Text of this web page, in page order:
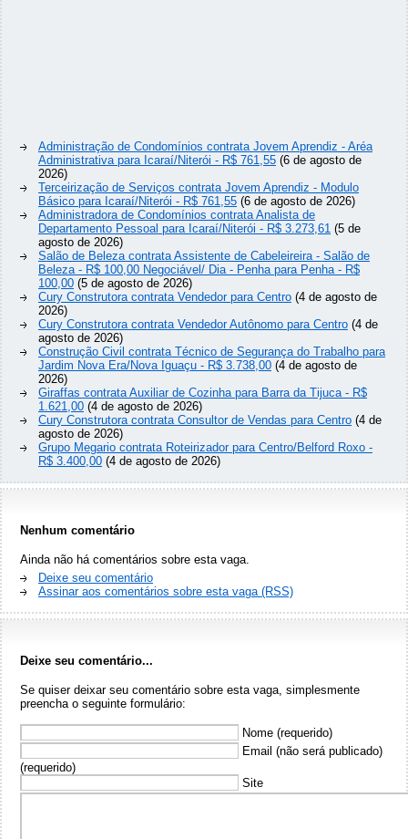
Administração de Condomínios contrata Jovem Aprendiz - Aréa
Administrativa para Icaraí/Niterói - R$ 761,55 (6 de agosto de
2026)
Terceirização de Serviços contrata Jovem Aprendiz - Modulo
Básico para Icaraí/Niterói - R$ 761,55 (6 de agosto de 2026)
Administradora de Condomínios contrata Analista de
Departamento Pessoal para Icaraí/Niterói - R$ 3.273,61 (5 de
agosto de 2026)
Salão de Beleza contrata Assistente de Cabeleireira - Salão de
Beleza - R$ 100,00 Negociável/ Dia - Penha para Penha - R$
100,00 (5 de agosto de 2026)
Cury Construtora contrata Vendedor para Centro (4 de agosto de
2026)
Cury Construtora contrata Vendedor Autônomo para Centro (4 de
agosto de 2026)
Construção Civil contrata Técnico de Segurança do Trabalho para
Jardim Nova Era/Nova Iguaçu - R$ 3.738,00 (4 de agosto de
2026)
Giraffas contrata Auxiliar de Cozinha para Barra da Tijuca - R$
1.621,00 (4 de agosto de 2026)
Cury Construtora contrata Consultor de Vendas para Centro (4 de
agosto de 2026)
Grupo Megario contrata Roteirizador para Centro/Belford Roxo -
R$ 3.400,00 (4 de agosto de 2026)
Nenhum comentário
Ainda não há comentários sobre esta vaga.
Deixe seu comentário
Assinar aos comentários sobre esta vaga (RSS)
Deixe seu comentário...
Se quiser deixar seu comentário sobre esta vaga, simplesmente
preencha o seguinte formulário:
Nome (requerido)
Email (não será publicado)
(requerido)
Site